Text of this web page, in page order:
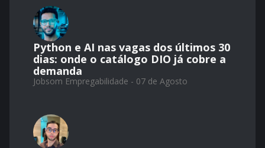
Python e AI nas vagas dos últimos 30
dias: onde o catálogo DIO já cobre a
demanda
Jobsom Empregabilidade - 07 de Agosto